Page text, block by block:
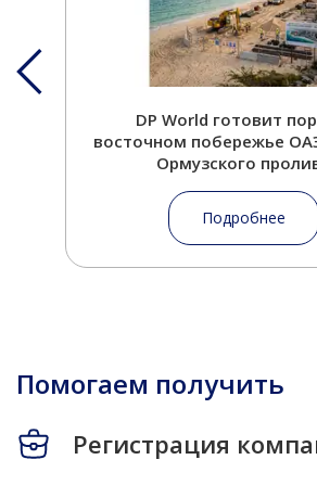
DP World готовит
восточном побережье
Ормузского
Подробнее
Помогаем получить
Регистрация